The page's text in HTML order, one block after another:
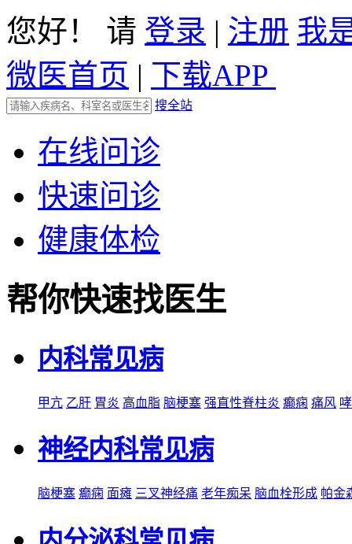
您好！ 请 登录 | 注册 我
微医首页 | 下载APP
搜全站
在线问诊
快速问诊
健康体检
帮你快速找医生
内科常见病
甲亢 乙肝 胃炎 高血脂 脑梗塞 强直性脊柱炎 癫痫 痛风
神经内科常见病
脑梗塞 癫痫 面瘫 三叉神经痛 老年痴呆 脑血栓形成 帕金